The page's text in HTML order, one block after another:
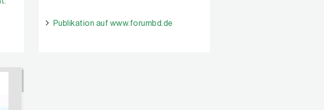
Publikation auf www.forumbd.de